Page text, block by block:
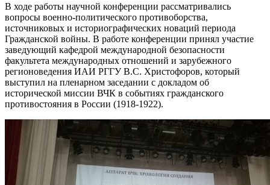
В ходе работы научной конференции рассматривались
вопросы военно-политического противоборства,
источниковых и историографических новаций периода
Гражданской войны. В работе конференции принял участие
заведующий кафедрой международной безопасности
факультета международных отношений и зарубежного
регионоведения ИАИ РГГУ В.С. Христофоров, который
выступил на пленарном заседании с докладом об
исторической миссии ВЧК в событиях гражданского
противостояния в России (1918-1922).